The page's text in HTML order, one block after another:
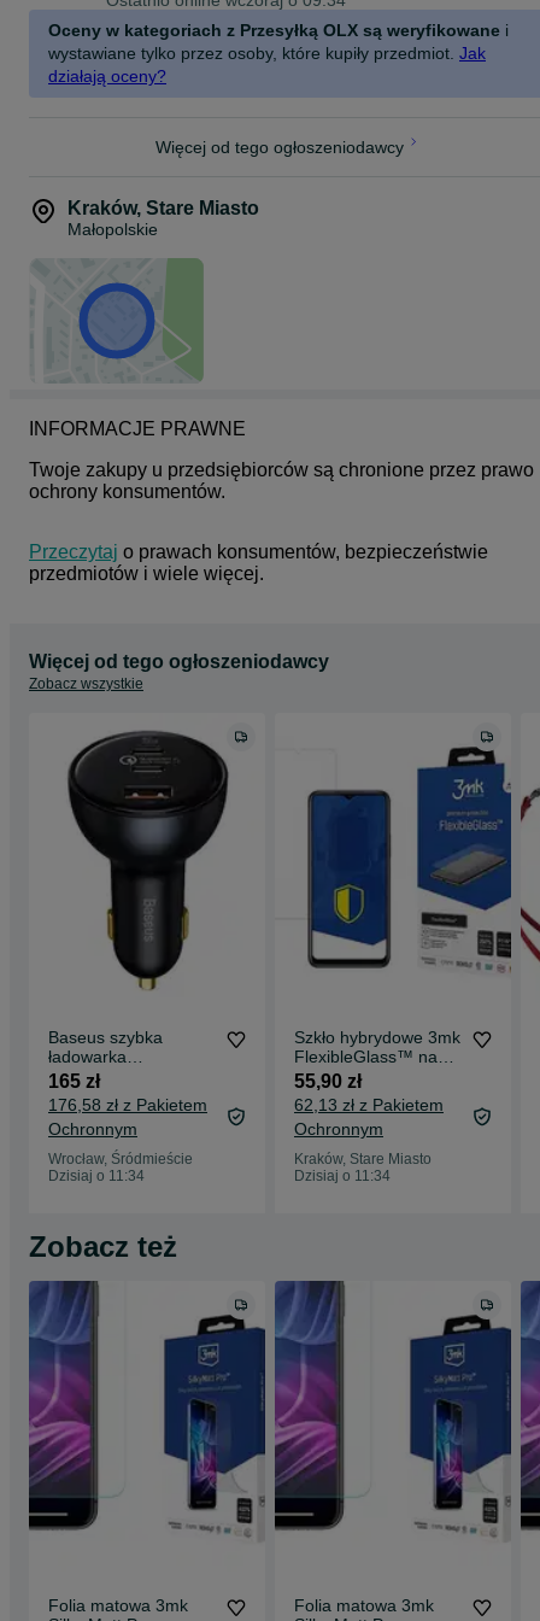
Ciesz się czystym i gładkim ekranem
Zależy Ci na ochronie ekranu, która nie zakłóca płynności ani
precyzji obsługi? Zabezpiecz wyświetlacz folią SilkyMatt Pro - z
przy tym up toskonale chroniony. Dzięki nowoczesnej powłoce
oleofobowej, folia jest bezproblemowa up to utrzymania w
przyjemność komunikacji.
Oceny w kategoriach z Przesyłką OLX są weryfikowane i
wystawiane tylko przez osoby, które kupiły przedmiot. Jak
działają oceny?
Więcej od tego ogłoszeniodawcy
Kraków, Stare Miasto
Małopolskie
INFORMACJE PRAWNE
Twoje zakupy u przedsiębiorców są chronione przez prawo
ochrony konsumentów.
Przeczytaj o prawach konsumentów, bezpieczeństwie
przedmiotów i wiele więcej.
Więcej od tego ogłoszeniodawcy
Zobacz wszystkie
Baseus szybka
ładowarka
samochodowa Usb /
Usb Typ C 160w Pps
Quick Cha
165 zł
176,58 zł z Pakietem
Ochronnym
Wrocław, Śródmieście
Dzisiaj o 11:34
Szkło hybrydowe 3mk
FlexibleGlass™ na
Vivo Y21s/Y21T
55,90 zł
62,13 zł z Pakietem
Ochronnym
Kraków, Stare Miasto
Dzisiaj o 11:34
Zobacz też
Folia matowa 3mk
Folia matowa 3mk